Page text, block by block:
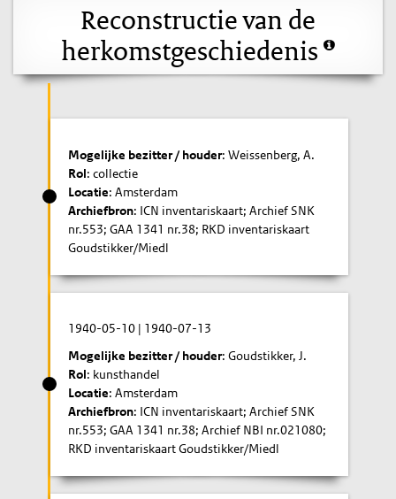
Reconstructie van de
herkomstgeschiedenis
Mogelijke bezitter / houder: Weissenberg, A.
Rol: collectie
Locatie: Amsterdam
Archiefbron: ICN inventariskaart; Archief SNK
nr.553; GAA 1341 nr.38; RKD inventariskaart
Goudstikker/Miedl
1940-05-10 | 1940-07-13
Mogelijke bezitter / houder: Goudstikker, J.
Rol: kunsthandel
Locatie: Amsterdam
Archiefbron: ICN inventariskaart; Archief SNK
nr.553; GAA 1341 nr.38; Archief NBI nr.021080;
RKD inventariskaart Goudstikker/Miedl